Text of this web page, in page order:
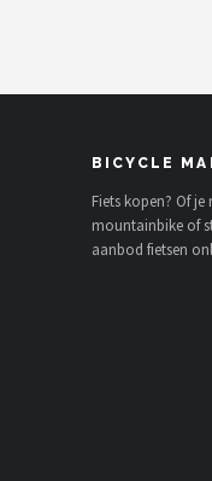
Volare
ABUS
BICYCLE
Fiets kopen? Of je
mountainbike of
aanbod fietsen